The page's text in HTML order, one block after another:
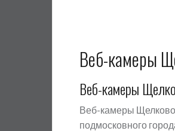
Веб-камеры
Веб-камеры
Веб-камеры Щелково
подмосковного